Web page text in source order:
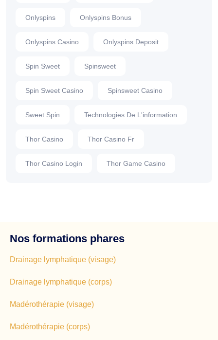
Onlyspins Onlyspins Bonus
Onlyspins Casino Onlyspins Deposit
Spin Sweet Spinsweet
Spin Sweet Casino Spinsweet Casino
Sweet Spin Technologies De L'information
Thor Casino Thor Casino Fr
Thor Casino Login Thor Game Casino
Nos formations phares
Drainage lymphatique (visage)
Drainage lymphatique (corps)
Madérothérapie (visage)
Madérothérapie (corps)